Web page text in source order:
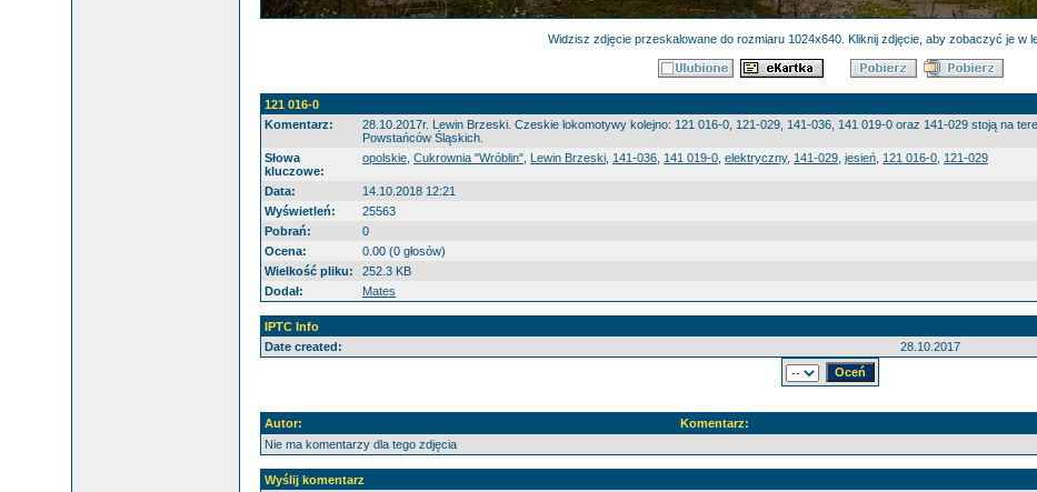
Widzisz zdjęcie przeskalowane do rozmiaru 1024x640. Kliknij zdjęcie, aby zobaczyć je w
121 016-0
Komentarz:
28.10.2017r. Lewin Brzeski. Czeskie lokomotywy kolejno: 121 016-0, 121-029, 141-036, 141 019-0 oraz 141-029 stoją na
Powstańców Śląskich.
Słowa
kluczowe:
opolskie Cukrownia "Wróblin" Lewin Brzeski 141-036 141 019-0 elektryczny, 141-029 jesień 121 016-0 121-029
Data:
14.10.2018 12:21
Wyświetleń:
25563
Pobrań:
0
Ocena:
0.00 (0 głosów)
Wielkość pliku:
252.3 KB
Dodał:
Mates
IPTC Info
Date created:
28.10.2017
Autor:
Komentarz:
Nie ma komentarzy dla tego zdjęcia
Wyślij komentarz